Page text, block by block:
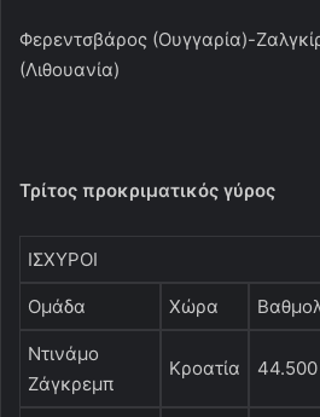
Φερεντσβάρος (Ουγγαρία)-
(Λιθουανία)
Τρίτος προκριματικός γύρος
ΙΣΧΥΡΟΙ
Ομάδα Χώρα
Ντινάμο
Ζάγκρεμπ
Κροατία 44.500